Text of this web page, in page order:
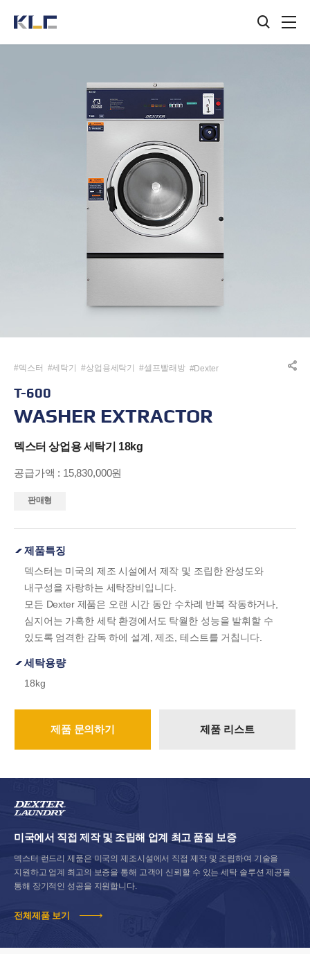
검색창
T-600
WASHER EXTRACTOR
덱스터 상업용 세탁기 18kg
공급가액 : 15,830,000원
판매형
제품특징
덱스터는 미국의 제조 시설에서 제작 및 조립한 완성도와
내구성을 자랑하는 세탁장비입니다.
모든 Dexter 제품은 오랜 시간 동안 수차례 반복 작동하거나,
심지어는 가혹한 세탁 환경에서도 탁월한 성능을 발휘할 수
있도록 엄격한 감독 하에 설계, 제조, 테스트를 거칩니다.
세탁용량
18kg
#덱스터 #세탁기 #상업용세탁기 #셀프빨래방 #Dexter
#세탁실 #빨래방
#상업용세탁기
#산업용세탁기
#업소용세탁기
제품 문의하기 제품 리스트
미국에서 직접 제작 및 조립해 업계 최고 품질 보증
덱스터 런드리 제품은 미국의 제조시설에서 직접 제작 및 조립하여 기술을
지원하고 업계 최고의 보증을 통해 고객이 신뢰할 수 있는 세탁 솔루션 제공을
통해 장기적인 성공을 지원합니다.
전체제품 보기